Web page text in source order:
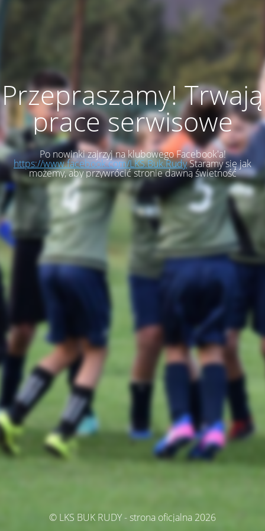
Przepraszamy! Trwają
prace serwisowe
Po nowinki zajrzyj na klubowego Facebook'a!
https://www.facebook.com/LKS.Buk.RudyStaramy się jak
możemy, aby przywrócić stronie dawną świetność
© LKS BUK RUDY - strona oficjalna 2026